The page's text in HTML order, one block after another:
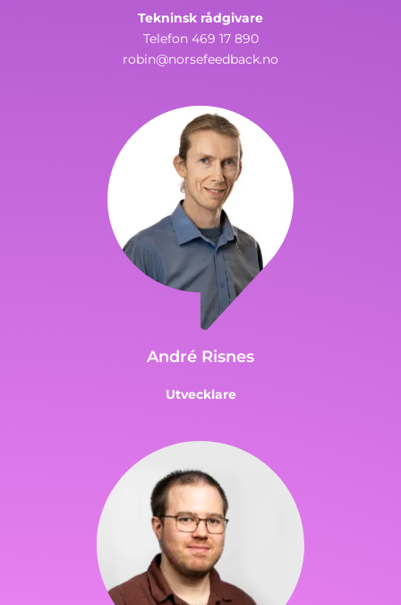
Tekninsk rådgivare
Telefon 469 17 890
robin@norsefeedback.no
André Risnes
Utvecklare